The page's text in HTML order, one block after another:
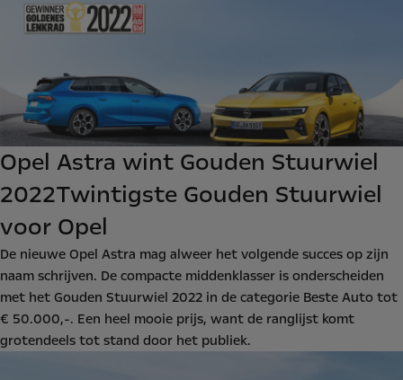
Opel Astra wint Gouden Stuurwiel
2022Twintigste Gouden Stuurwiel
voor Opel
De nieuwe Opel Astra mag alweer het volgende succes op zijn
naam schrijven. De compacte middenklasser is onderscheiden
met het Gouden Stuurwiel 2022 in de categorie Beste Auto tot
€ 50.000,-. Een heel mooie prijs, want de ranglijst komt
grotendeels tot stand door het publiek.